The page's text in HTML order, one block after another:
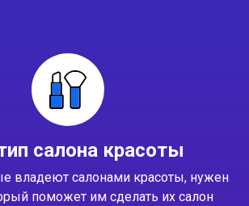
салона красоты
владеют салонами красоты, нужен
поможет им сделать их салон